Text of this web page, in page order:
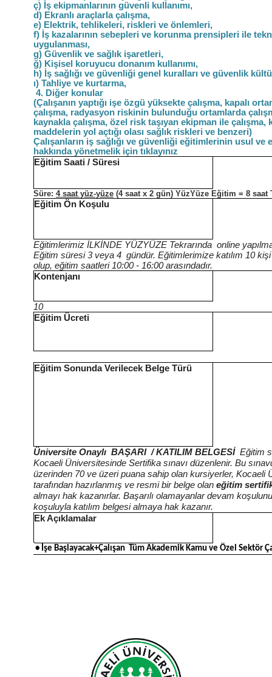
ç) İş ekipmanlarının güvenli kullanımı,
d) Ekranlı araçlarla çalışma,
e) Elektrik, tehlikeleri, riskleri ve önlemleri,
f) İş kazalarının sebepleri ve korunma prensipleri ile
uygulanması,
g) Güvenlik ve sağlık işaretleri,
ğ) Kişisel koruyucu donanım kullanımı,
h) İş sağlığı ve güvenliği genel kuralları ve güvenlik
ı) Tahliye ve kurtarma,
4. Diğer konular
(Çalışanın yaptığı işe özgü yüksekte çalışma, kapalı
çalışma, radyasyon riskinin bulunduğu ortamlarda
kaynakla çalışma, özel risk taşıyan ekipman ile çalışma,
maddelerin yol açtığı olası sağlık riskleri ve benzeri)
Çalışanların iş sağlığı ve güvenliği eğitimlerinin usul ve
hakkında yönetmelik için tıklayınız
Eğitim Saati / Süresi
Süre: 4 saat yüz-yüze (4 saat x 2 gün) YüzYüze Eğitim = 8 saat
Eğitim Ön Koşulu
Eğitimlerimiz İLKİNDE YÜZYÜZE Tekrarında online
Eğitim süresi 3 veya 4 gündür. Eğitimlerimize katılım 10 kişi
olup, eğitim saatleri 10:00 - 16:00 arasındadır.
Kontenjanı
10
Eğitim Ücreti
Eğitim Sonunda Verilecek Belge Türü
Üniversite Onaylı BAŞARI / KATILIM BELGESİEğitim
Kocaeli Üniversitesinde Sertifika sınavı düzenlenir. Bu
üzerinden 70 ve üzeri puana sahip olan kursiyerler, Kocaeli
tarafından hazırlanmış ve resmi bir belge olan eğitim
almayı hak kazanırlar. Başarılı olamayanlar devam
koşuluyla katılım belgesi almaya hak kazanır.
Ek Açıklamalar
• İşe Başlayacak+Çalışan Tüm Akademik Kamu ve Özel Sektör